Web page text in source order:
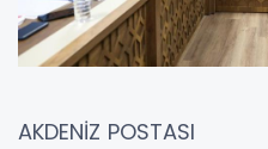
AKDENİZ POSTASI